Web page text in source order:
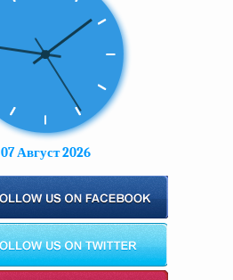
07 Август 2026